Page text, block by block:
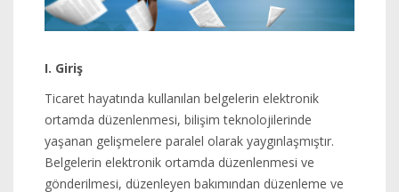
I. Giriş
Ticaret hayatında kullanılan belgelerin elektronik
ortamda düzenlenmesi, bilişim teknolojilerinde
yaşanan gelişmelere paralel olarak yaygınlaşmıştır.
Belgelerin elektronik ortamda düzenlenmesi ve
gönderilmesi, düzenleyen bakımından düzenleme ve